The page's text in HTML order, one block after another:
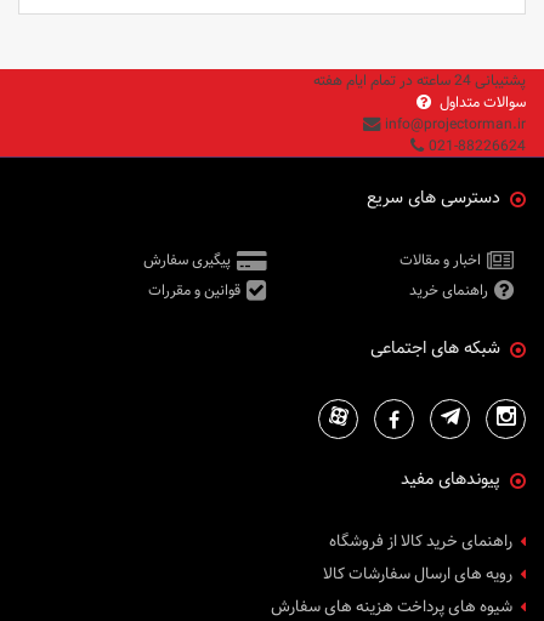
پشتیبانی 24 ساعته در تمام ایام هفته
سوالات متداول
info@projectorman.ir
021-88226624
دسترسی های سریع
اخبار و مقالات
پیگیری سفارش
راهنمای خرید
قوانین و مقررات
شبکه های اجتماعی
پیوندهای مفید
راهنمای خرید کالا از فروشگاه
رویه های ارسال سفارشات کالا
شیوه های پرداخت هزینه های سفارش